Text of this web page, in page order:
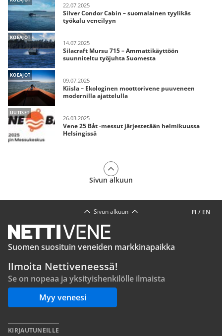
22.07.2025
Silver Condor Cabin – suomalainen tyylikäs
työkalu veneilyyn
KOEAJOT
14.07.2025
Silacraft Mursu 715 – Ammattikäyttöön
suunniteltu työjuhta Suomesta
KOEAJOT
09.07.2025
Kiisla – Ekologinen moottorivene puuveneen
modernilla ajattelulla
UUTISET
26.03.2025
Vene 25 Båt -messut järjestetään helmikuussa
Helsingissä
Sivun alkuun
FI / EN
Sivun alkuun
Suomen suosituin veneiden markkinapaikka
Ilmoita Nettiveneessä!
Se on nopeaa ja yksityishenkilölle ilmaista
Myy veneesi
KIRJAUTUNEILLE